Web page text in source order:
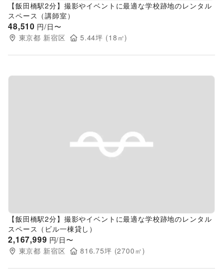
【飯田橋駅2分】撮影やイベントに最適な学校跡地のレンタル
スペース（講師室）
48,510 円/日〜
東京都 新宿区 5.44坪 (18 ㎡)
Previous slide
【飯田橋駅2分】撮影やイベントに最適な学校跡地のレンタル
スペース（ビル一棟貸し）
2,167,999 円/日〜
東京都 新宿区 816.75坪 (2700 ㎡)